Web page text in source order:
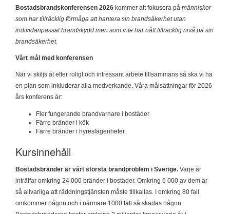
Bostadsbrandskonferensen 2026 kommer att fokusera på människor
som har tillräcklig förmåga att hantera sin brandsäkerhet utan
individanpassat brandskydd men som inte har nått tillräcklig nivå på sin
brandsäkerhet.
Vårt mål med konferensen
När vi skiljs åt efter roligt och intressant arbete tillsammans så ska vi ha
en plan som inkluderar alla medverkande. Våra målsättningar för 2026
års konferens är:
Fler fungerande brandvarnare i bostäder
Färre bränder i kök
Färre bränder i hyreslägenheter
Kursinnehåll
Bostadsbränder är vårt största brandproblem i Sverige. Varje år
inträffar omkring 24 000 bränder i bostäder. Omkring 6 000 av dem är
så allvarliga att räddningstjänsten måste tillkallas. I omkring 80 fall
omkommer någon och i närmare 1000 fall så skadas någon.